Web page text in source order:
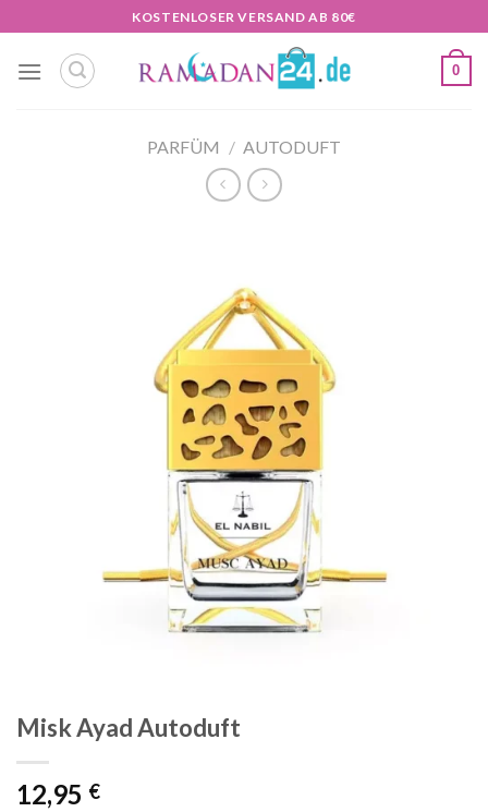
Inhalt
springen
KOSTENLOSER VERSAND AB 80€
0
PARFÜM / AUTODUFT
Misk Ayad Autoduft
12,95 €